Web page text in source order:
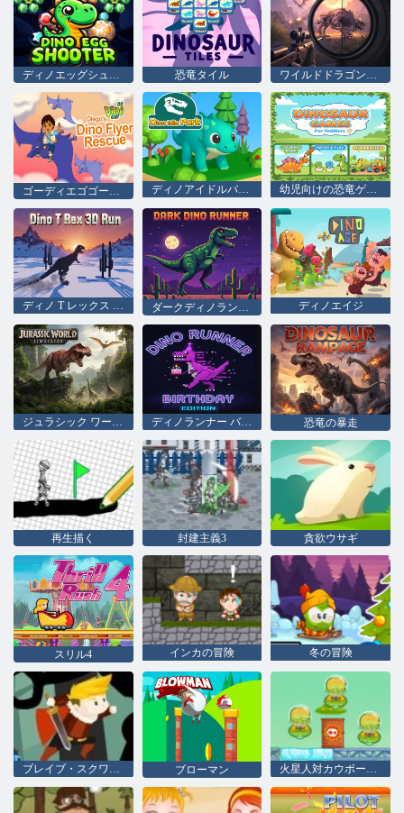
ディノエッグシューター 恐竜タイル ワイルドドラゴンハンターズ
ディノアイドルパーク 幼児向けの恐竜ゲーム
ディノ T レックス 3D ラン ディノエイジ
ジュラシック ワールド シミュレーター ディノランナー バースデーエディション 恐竜の暴走
再生描く 封建主義3 貪欲ウサギ
スリル4 インカの冒険 冬の冒険
ブレイブ・スクワッド ブローマン 火星人対カウボーイズ